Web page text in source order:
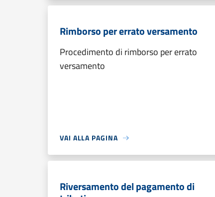
Rimborso per errato versamento
Procedimento di rimborso per errato
versamento
VAI ALLA PAGINA
Riversamento del pagamento di